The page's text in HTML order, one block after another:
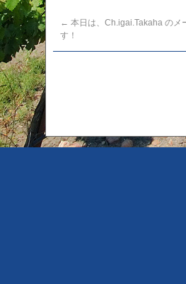
← 本日は、Ch.igai.Takaha のメ
す！